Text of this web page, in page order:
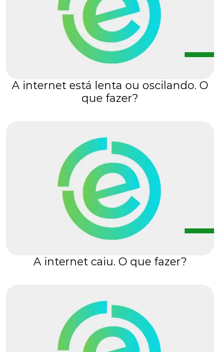
A internet está lenta ou oscilando. O
que fazer?
A internet caiu. O que fazer?